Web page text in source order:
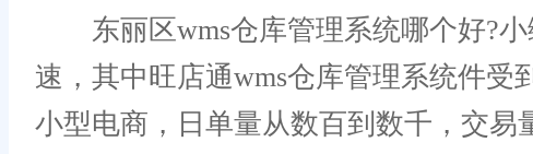
东丽区wms仓库管理系统哪个好?小
速，其中旺店通wms仓库管理系统件受
小型电商，日单量从数百到数千，交